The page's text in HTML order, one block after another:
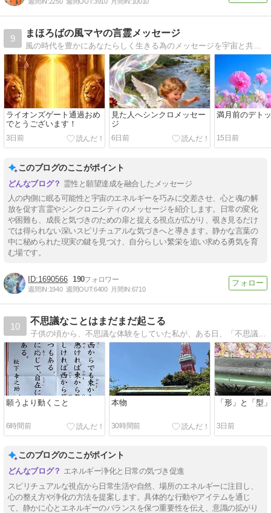
9
まほろばの風マヤの言霊メッセージ
風の時代を豊かにあなたらしく生きる為のメッセージを宇宙と共同創造してお届けいたします
ライオンズゲート通過おめ
でとうございます！
3日前
見た人へシンクロメッセー
ジ
6日前
満月前のデト
15日前
このブログのここがポイント
霊性と願望達成を融合したメッセージ
人の内側に眠る可能性と宇宙のエネルギーを巧みに交差させ、心と魂の解
放を促す言霊やシンクロニシティのメッセージを紹介します。日常の変化
や困難も、成長と気づきのための扉と捉える視点が広がり、覗き見るだけ
では得られない深いスピリチュアルな気づきへと導きます。静かな言葉の
中に秘められた現実の鍵を見つけ、自分らしい繁栄を追い求める勇気を育
む場です。
1690566 190
週間IN:1940 週間OUT:6400 月間IN:6710
10
不思議なことはまだまだ起こる
願うより動くこと
6時間前
本物
30時間前
「形」と「型」
3日前
このブログのここがポイント
エネルギー浄化と日常の気づき促進
スピリチュアルな視点から日常生活や自然、場所のエネルギーに注目し、
心の整え方や浄化の方法を提案します。具体的な行動やアイテムを通じ
て、静かに心とエネルギーのバランスを保つ重要性を伝え、意識の拡がり